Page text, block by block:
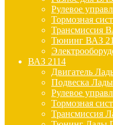
Рулевое
Тормозная
Трансмиссия
Тюнинг ВАЗ
ВАЗ 2114
Двигатель
Подвеска
Рулевое
Тормозная
Трансмиссия